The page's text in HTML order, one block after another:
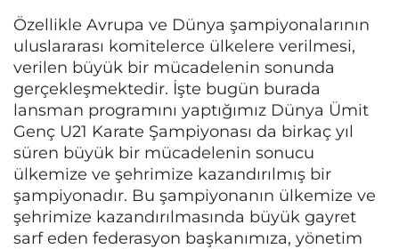
Özellikle Avrupa ve Dünya şampiyonalarının
uluslararası komitelerce ülkelere verilmesi,
verilen büyük bir mücadelenin sonunda
gerçekleşmektedir. İşte bugün burada
lansman programını yaptığımız Dünya Ümit
Genç U21 Karate Şampiyonası da birkaç yıl
süren büyük bir mücadelenin sonucu
ülkemize ve şehrimize kazandırılmış bir
şampiyonadır. Bu şampiyonanın ülkemize ve
şehrimize kazandırılmasında büyük gayret
sarf eden federasyon başkanımıza, yönetim